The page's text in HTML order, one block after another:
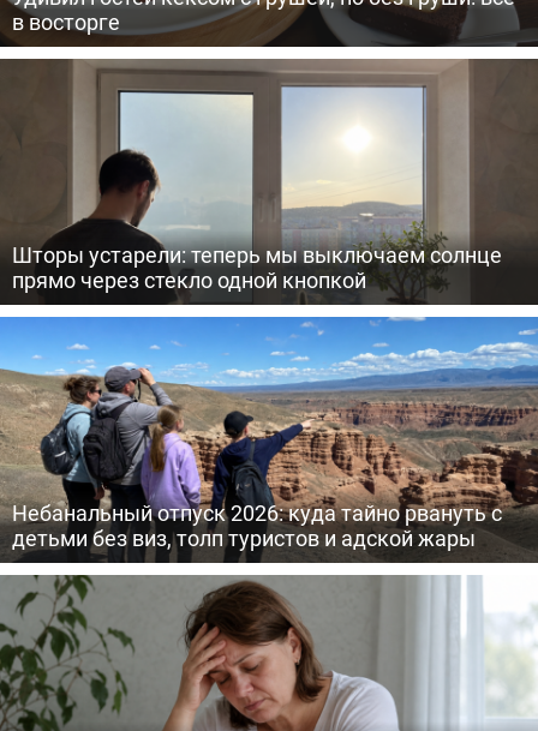
в восторге
Шторы устарели: теперь мы выключаем солнце
прямо через стекло одной кнопкой
Небанальный отпуск 2026: куда тайно рвануть с
детьми без виз, толп туристов и адской жары